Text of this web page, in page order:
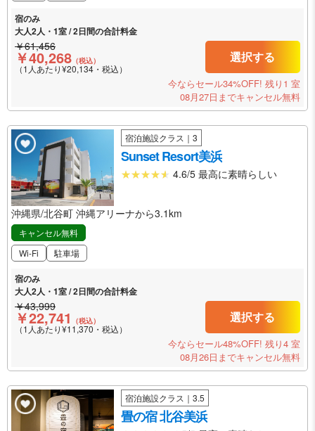
宿のみ
大人2人・1室 / 2日間の合計料金
￥61,456
￥40,268 （税込）
（1人あたり¥20,134・税込）
選択する
今ならセール34%OFF! 残り1 室
08月27日までキャンセル無料
宿泊施設クラス｜3
Sunset Resort美浜
4.6/5 最高に素晴らしい
沖縄県/北谷町 沖縄アリーナから3.1km
キャンセル無料
Wi-Fi
駐車場
宿のみ
大人2人・1室 / 2日間の合計料金
￥43,999
￥22,741 （税込）
（1人あたり¥11,370・税込）
選択する
今ならセール48%OFF! 残り4 室
08月26日までキャンセル無料
宿泊施設クラス｜3.5
畳の宿 北谷美浜